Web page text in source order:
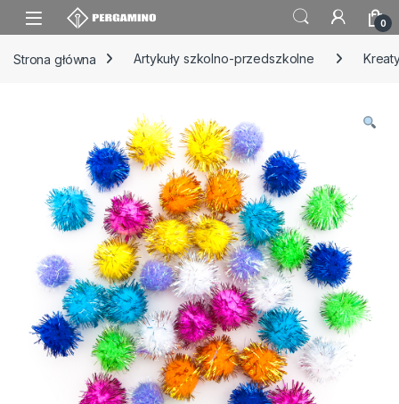
Skip to navigation
Skip to content
0
Strona główna Artykuły szkolno-przedszkolne